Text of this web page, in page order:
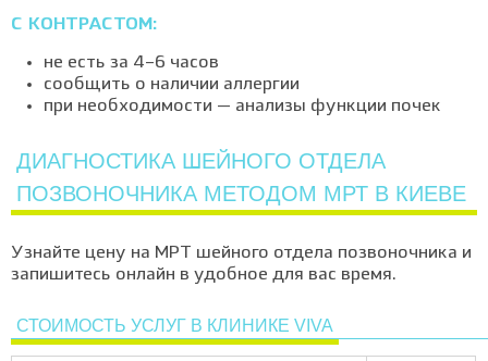
С КОНТРАСТОМ:
не есть за 4–6 часов
сообщить о наличии аллергии
при необходимости — анализы функции почек
ДИАГНОСТИКА ШЕЙНОГО ОТДЕЛА
ПОЗВОНОЧНИКА МЕТОДОМ МРТ В КИЕВЕ
Узнайте цену на МРТ шейного отдела позвоночника и
запишитесь онлайн в удобное для вас время.
СТОИМОСТЬ УСЛУГ В КЛИНИКЕ VIVA